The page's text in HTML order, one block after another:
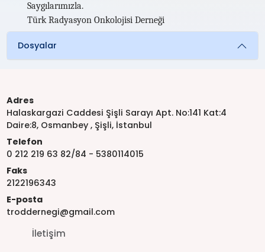
Saygılarımızla.
Türk Radyasyon Onkolojisi Derneği
Dosyalar
Adres
Halaskargazi Caddesi Şişli Sarayı Apt. No:141 Kat:4
Daire:8, Osmanbey , Şişli, İstanbul
Telefon
0 212 219 63 82/84 - 5380114015
Faks
2122196343
E-posta
troddernegi@gmail.com
İletişim